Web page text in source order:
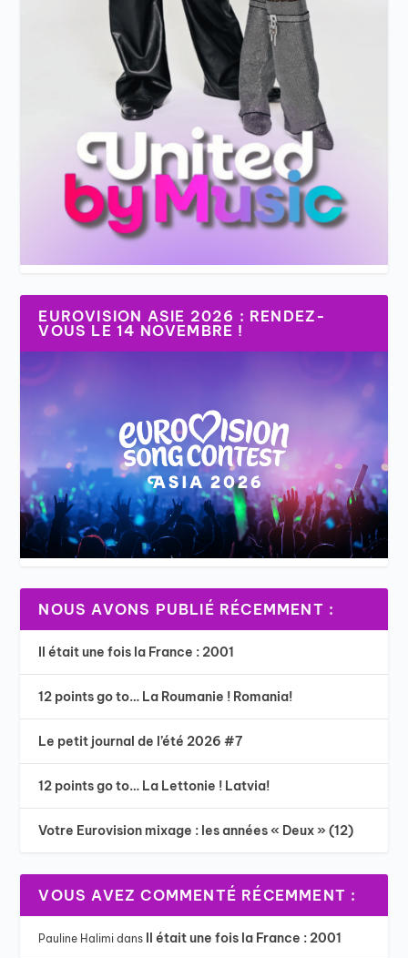
EUROVISION ASIE 2026 : RENDEZ-
VOUS LE 14 NOVEMBRE !
NOUS AVONS PUBLIÉ RÉCEMMENT :
Il était une fois la France : 2001
12 points go to… La Roumanie ! Romania!
Le petit journal de l’été 2026 #7
12 points go to… La Lettonie ! Latvia!
Votre Eurovision mixage : les années « Deux » (12)
VOUS AVEZ COMMENTÉ RÉCEMMENT :
Pauline Halimi dans Il était une fois la France : 2001